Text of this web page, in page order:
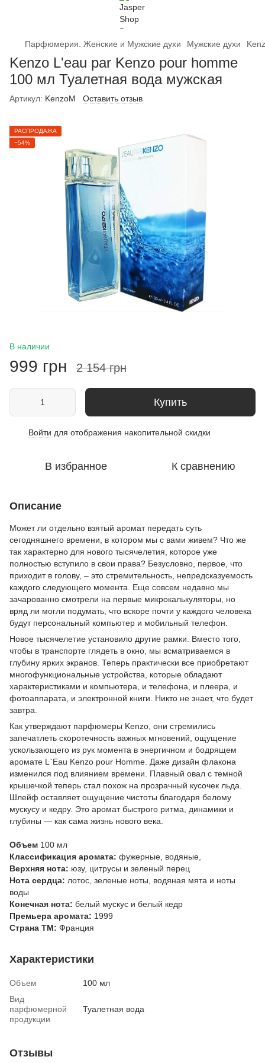
Парфюмерия. Женские и Мужские духи Мужские духи
Kenzo L'eau par Kenzo pour homme
100 мл Туалетная вода мужская
Артикул: KenzoM Оставить отзыв
РАСПРОДАЖА
−54%
В наличии
999 грн 2 154 грн
Купить
Войти для отображения накопительной скидки
В избранное К сравнению
Описание
Может ли отдельно взятый аромат передать суть
сегодняшнего времени, в котором мы с вами живем? Что же
так характерно для нового тысячелетия, которое уже
полностью вступило в свои права? Безусловно, первое, что
приходит в голову, – это стремительность, непредсказуемость
каждого следующего момента. Еще совсем недавно мы
зачарованно смотрели на первые микрокалькуляторы, но
вряд ли могли подумать, что вскоре почти у каждого человека
будут персональный компьютер и мобильный телефон.
Новое тысячелетие установило другие рамки. Вместо того,
чтобы в транспорте глядеть в окно, мы всматриваемся в
глубину ярких экранов. Теперь практически все приобретают
многофункциональные устройства, которые обладают
характеристиками и компьютера, и телефона, и плеера, и
фотоаппарата, и электронной книги. Никто не знает, что будет
завтра.
Как утверждают парфюмеры Kenzo, они стремились
запечатлеть скоротечность важных мгновений, ощущение
ускользающего из рук момента в энергичном и бодрящем
аромате L`Eau Kenzo pour Homme. Даже дизайн флакона
изменился под влиянием времени. Плавный овал с темной
крышечкой теперь стал похож на прозрачный кусочек льда.
Шлейф оставляет ощущение чистоты благодаря белому
мускусу и кедру. Это аромат быстрого ритма, динамики и
глубины — как сама жизнь нового века.
Объем 100 мл
Классификация аромата: фужерные, водяные,
Верхняя нота: юзу, цитрусы и зеленый перец
Нота сердца: лотос, зеленые ноты, водяная мята и ноты
воды
Конечная нота: белый мускус и белый кедр
Премьера аромата: 1999
Страна ТМ: Франция
Характеристики
Объем
100 мл
Вид
парфюмерной
продукции
Туалетная вода
Отзывы